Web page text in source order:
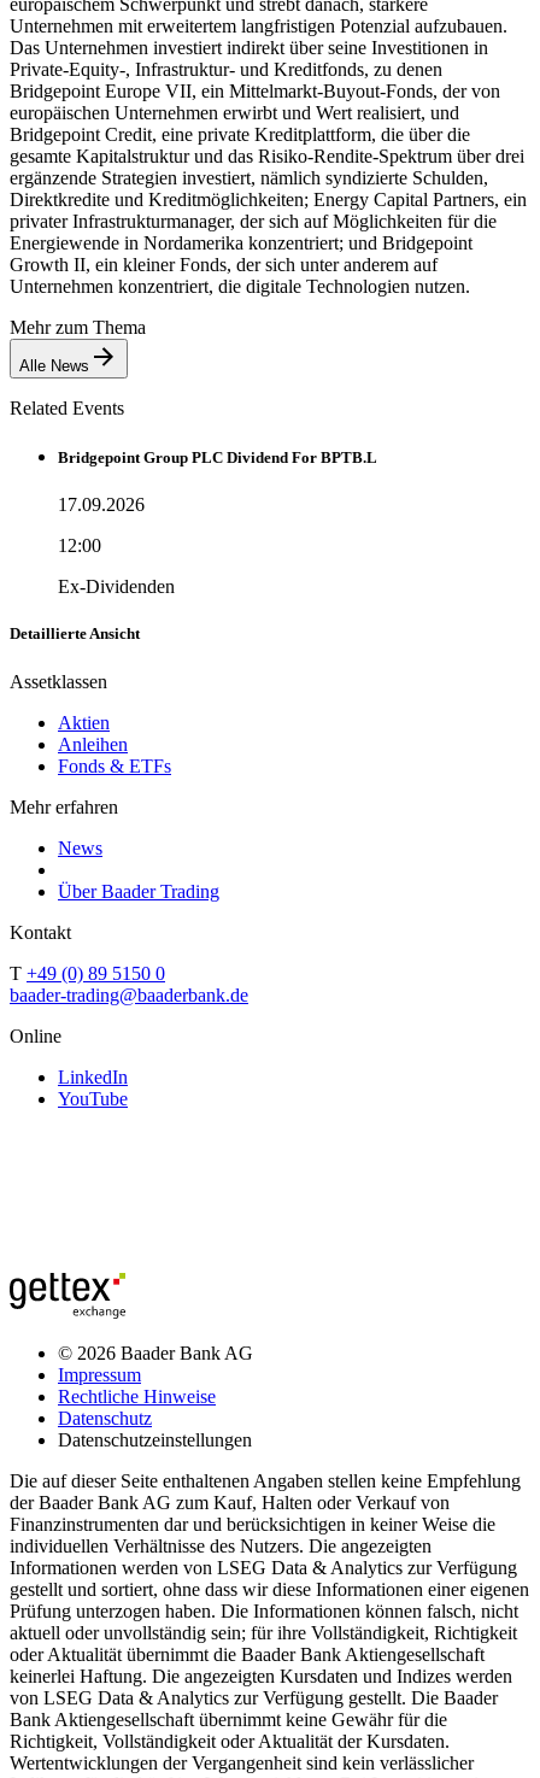
Unternehmen mit erweitertem langfristigen Potenzial aufzubauen.
Das Unternehmen investiert indirekt über seine Investitionen in
Private-Equity-, Infrastruktur- und Kreditfonds, zu denen
Bridgepoint Europe VII, ein Mittelmarkt-Buyout-Fonds, der von
europäischen Unternehmen erwirbt und Wert realisiert, und
Bridgepoint Credit, eine private Kreditplattform, die über die
gesamte Kapitalstruktur und das Risiko-Rendite-Spektrum über drei
ergänzende Strategien investiert, nämlich syndizierte Schulden,
Direktkredite und Kreditmöglichkeiten; Energy Capital Partners, ein
privater Infrastrukturmanager, der sich auf Möglichkeiten für die
Energiewende in Nordamerika konzentriert; und Bridgepoint
Growth II, ein kleiner Fonds, der sich unter anderem auf
Unternehmen konzentriert, die digitale Technologien nutzen.
Mehr zum Thema
Alle News
Related Events
Bridgepoint Group PLC Dividend For BPTB.L
17.09.2026
12:00
Ex-Dividenden
Detaillierte Ansicht
Assetklassen
Aktien
Anleihen
Fonds & ETFs
Mehr erfahren
News
Über Baader Trading
Kontakt
T +49 (0) 89 5150 0
baader-trading@baaderbank.de
Online
LinkedIn
YouTube
© 2026 Baader Bank AG
Impressum
Rechtliche Hinweise
Datenschutz
Datenschutzeinstellungen
Die auf dieser Seite enthaltenen Angaben stellen keine Empfehlung
der Baader Bank AG zum Kauf, Halten oder Verkauf von
Finanzinstrumenten dar und berücksichtigen in keiner Weise die
individuellen Verhältnisse des Nutzers. Die angezeigten
Informationen werden von LSEG Data & Analytics zur Verfügung
gestellt und sortiert, ohne dass wir diese Informationen einer eigenen
Prüfung unterzogen haben. Die Informationen können falsch, nicht
aktuell oder unvollständig sein; für ihre Vollständigkeit, Richtigkeit
oder Aktualität übernimmt die Baader Bank Aktiengesellschaft
keinerlei Haftung. Die angezeigten Kursdaten und Indizes werden
von LSEG Data & Analytics zur Verfügung gestellt. Die Baader
Bank Aktiengesellschaft übernimmt keine Gewähr für die
Richtigkeit, Vollständigkeit oder Aktualität der Kursdaten.
Wertentwicklungen der Vergangenheit sind kein verlässlicher